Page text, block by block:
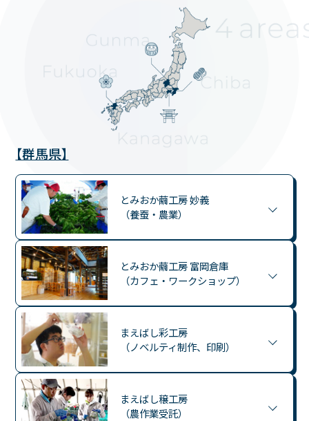
【群馬県】
とみおか繭工房 妙義
（養蚕・農業）
とみおか繭工房 富岡倉庫
（カフェ・ワークショップ）
まえばし彩工房
（ノベルティ制作、印刷）
まえばし穣工房
（農作業受託）